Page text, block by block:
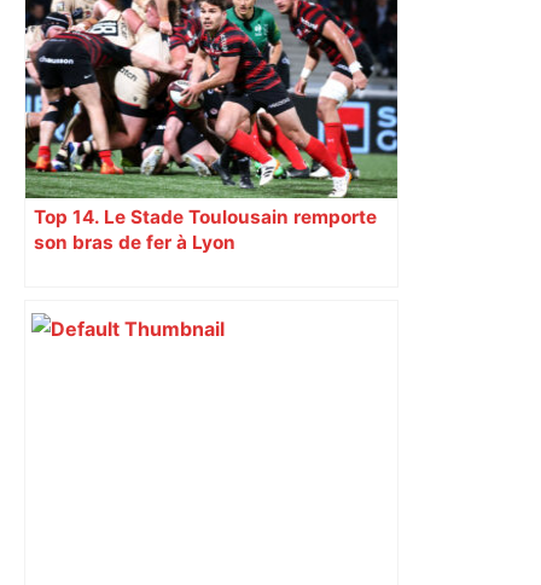
avec métier, sans briller… Les
Toulousains ont composté leur billet
pour les 16es, on vous explique
comment – ladepeche.fr
Top 14. Le Stade Toulousain remporte
son bras de fer à Lyon